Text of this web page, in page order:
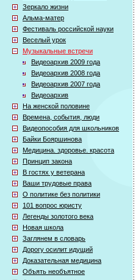
Зеркало жизни
Альма-матер
Фестиваль российской науки
Веселый урок
Музыкальные встречи
Видеоархив 2009 года
Видеоархив 2008 года
Видеоархив 2007 года
Видеоархив
На женской половине
Времена, события, люди
Видеопособия для школьников
Байки Бояршинова
Медицина. здоровье. красота
Принцип закона
В гостях у ветерана
Ваши трудовые права
О политике без политики
101 вопрос юристу
Легенды золотого века
Новая школа
Заглянем в словарь
Дорогу осилит идущий
Доказательная медицина
Объять необъятное